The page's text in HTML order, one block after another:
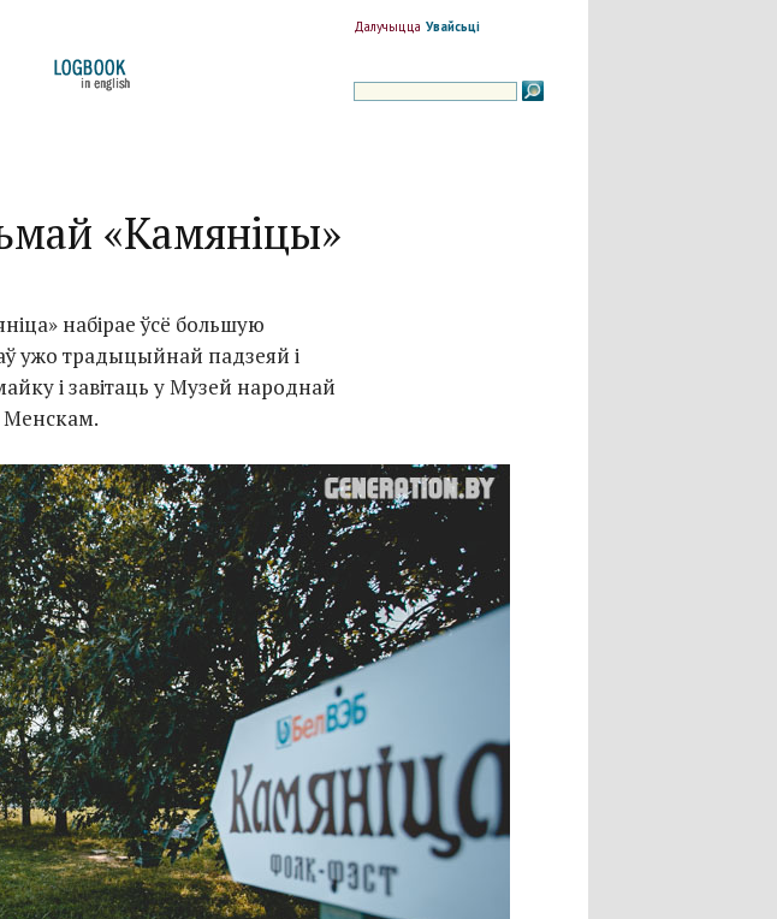
Далучыцца Увайсьці
«Камяніцы»
набірае ўсё большую
ужо традыцыйнай падзеяй і
і завітаць уМузей народнай
Менскам.